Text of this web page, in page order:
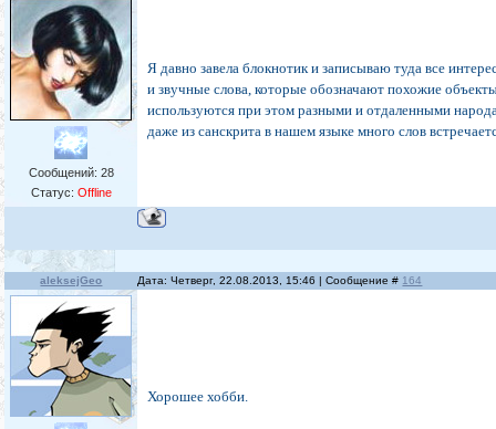
Сообщений: 28
Статус: Offline
Я давно завела блокнотик и записываю туда все
и звучные слова, которые обозначают похожие
используются при этом разными и отдаленными
даже из санскрита в нашем языке много слов
aleksejGeo Дата: Четверг, 22.08.2013, 15:46 | Сообщение # 164
Хорошее хобби.